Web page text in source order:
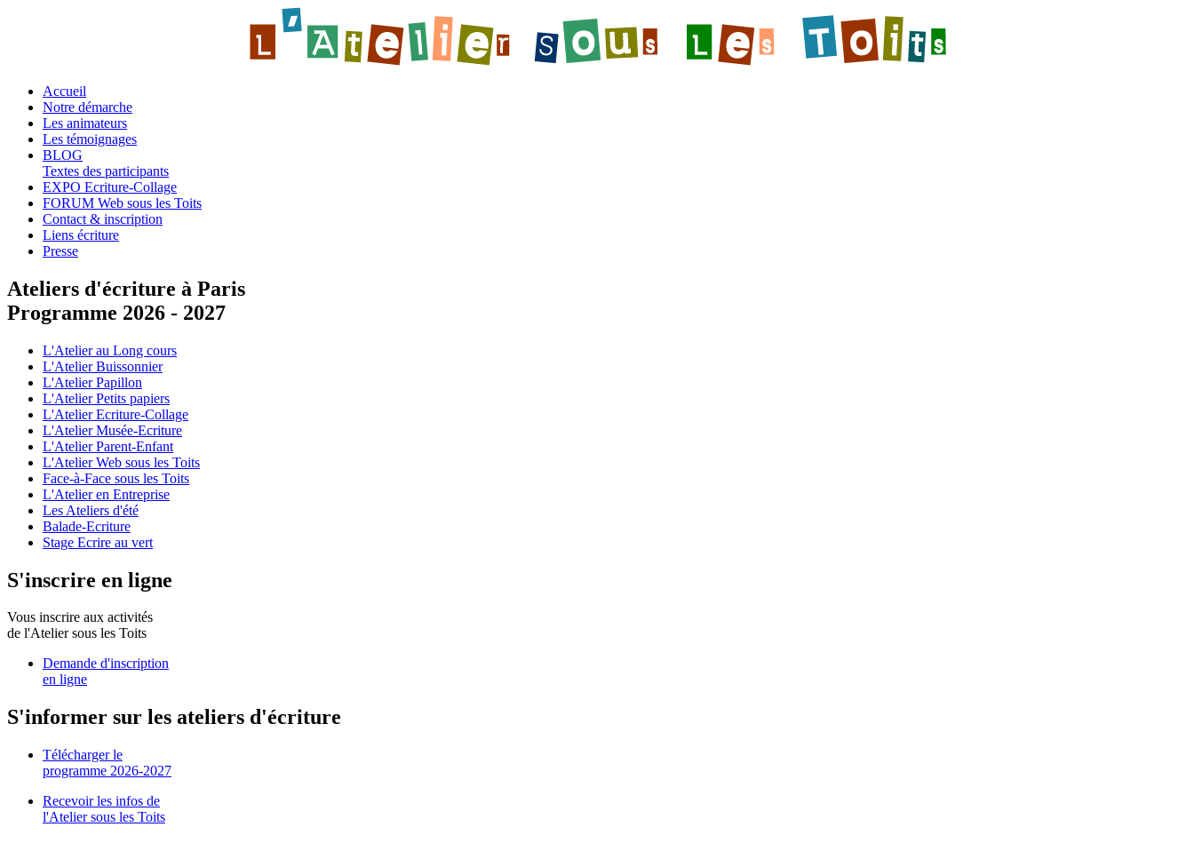
Accueil
Notre démarche
Les animateurs
Les témoignages
BLOG
Textes des participants
EXPO Ecriture-Collage
FORUM Web sous les Toits
Contact & inscription
Liens écriture
Presse
Ateliers d'écriture à Paris
Programme 2026 - 2027
L'Atelier au Long cours
L'Atelier Buissonnier
L'Atelier Papillon
L'Atelier Petits papiers
L'Atelier Ecriture-Collage
L'Atelier Musée-Ecriture
L'Atelier Parent-Enfant
L'Atelier Web sous les Toits
Face-à-Face sous les Toits
L'Atelier en Entreprise
Les Ateliers d'été
Balade-Ecriture
Stage Ecrire au vert
S'inscrire en ligne
Vous inscrire aux activités
de l'Atelier sous les Toits
Demande d'inscription
en ligne
S'informer sur les ateliers d'écriture
Télécharger le
programme 2026-2027
Recevoir les infos de
l'Atelier sous les Toits